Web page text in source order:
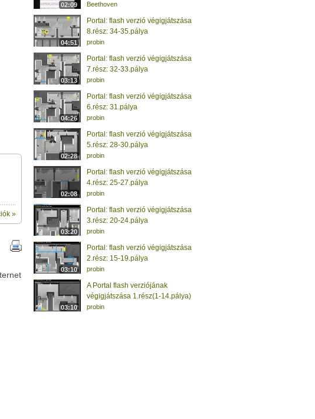
»
02:09 Beethoven
04:51
Portal: flash verzió végigjátszása
8.rész: 34-35.pálya
probin
03:13
Portal: flash verzió végigjátszása
7.rész: 32-33.pálya
probin
04:26
Portal: flash verzió végigjátszása
6.rész: 31.pálya
probin
02:28
Portal: flash verzió végigjátszása
5.rész: 28-30.pálya
probin
02:08
Portal: flash verzió végigjátszása
4.rész: 25-27.pálya
probin
03:20
Portal: flash verzió végigjátszása
3.rész: 20-24.pálya
probin
03:10
Portal: flash verzió végigjátszása
2.rész: 15-19.pálya
probin
03:10
A Portal flash verziójának
végigjátszása 1.rész(1-14.pálya)
probin